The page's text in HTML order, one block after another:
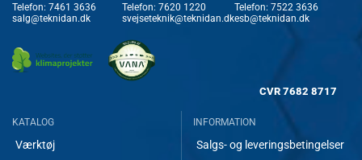
Telefon: 7461 3636
salg@teknidan.dk
Telefon: 7620 1220
svejseteknik@teknidan.dk
Telefon: 7522 3636
esb@teknidan.dk
CVR 7682 8717
KATALOG
Værktøj
INFORMATION
Salgs- og leveringsbetingelser